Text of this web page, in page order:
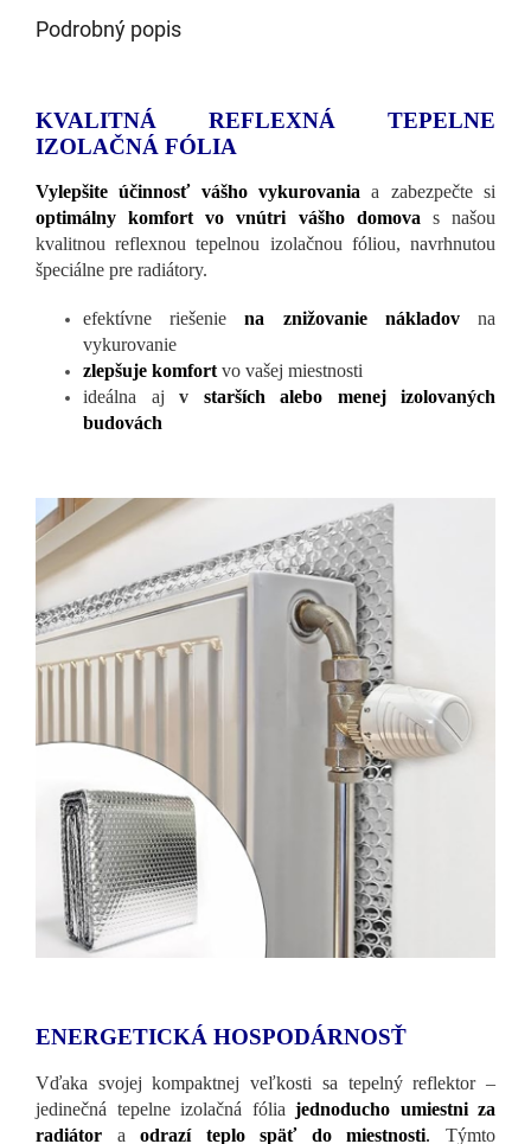
Podrobný popis
KVALITNÁ REFLEXNÁ TEPELNE
IZOLAČNÁ FÓLIA
Vylepšite účinnosť vášho vykurovania a zabezpečte si
optimálny komfort vo vnútri vášho domova s našou
kvalitnou reflexnou tepelnou izolačnou fóliou, navrhnutou
špeciálne pre radiátory.
efektívne riešeniena znižovanie nákladovna
vykurovanie
zlepšuje komfort vo vašej miestnosti
ideálna aj v starších alebo menej izolovaných
budovách
ENERGETICKÁ HOSPODÁRNOSŤ
Vďaka svojej kompaktnej veľkosti sa tepelný reflektor –
jedinečná tepelne izolačná fólia jednoducho umiestni za
radiátor aodrazí teplo späť do miestnosti. Týmto